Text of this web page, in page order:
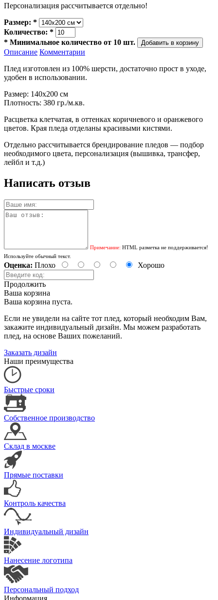
Персонализация рассчитывается отдельно!
Размер: *
Количество: *
* Минимальное количество от 10 шт.
Описание Комментарии
Плед изготовлен из 100% шерсти, достаточно прост в уходе,
удобен в использовании.
Размер: 140х200 см
Плотность: 380 гр./м.кв.
Расцветка клетчатая, в оттенках коричневого и оранжевого
цветов. Края пледа отделаны красивыми кистями.
Отдельно рассчитывается брендирование пледов — подбор
необходимого цвета, персонализация (вышивка, трансфер,
лейбл и т.д.)
Написать отзыв
Примечание: HTML разметка не поддерживается!
Используйте обычный текст.
Оценка: Плохо Хорошо
Продолжить
Ваша корзина
Ваша корзина пуста.
Если не увидели на сайте тот плед, который необходим Вам,
закажите индивидуальный дизайн. Мы можем разработать
плед, на основе Ваших пожеланий.
Заказать дизайн
Наши преимущества
Быстрые сроки
Собственное производство
Склад в москве
Прямые поставки
Контроль качества
Индивидуальный дизайн
Нанесение логотипа
Персональный подход
Информация